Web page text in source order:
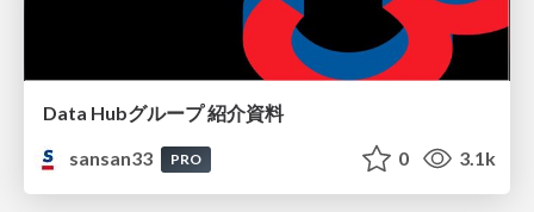
Data Hubグループ 紹介資料
sansan33
PRO 0 3.1k